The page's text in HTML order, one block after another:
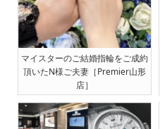
マイスターのご結婚指輪をご成約
頂いたN様ご夫妻［Premier山形
店］